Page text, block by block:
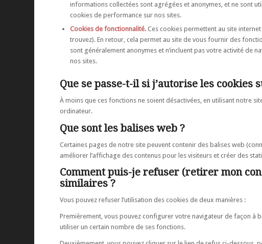
informations collectées sont agrégées et anonymes, et ne sont
cookies de performance sur nos sites.
Cookies de fonctionnalité. Ces cookies permettent au site
trouvez). En retour, cela permet au site de vous fournir des
sont généralement anonymes et n’incluent pas votre activité de
nos sites.
Que se passe-t-il si j’autorise les cookies
À moins que ces fonctions ne soient désactivées, en utilisant notre
ordinateur.
Que sont les balises web ?
Certaines pages de notre site peuvent contenir des balises web
améliorer l’affichage des contenus pour les visiteurs et créer des
Comment puis-je refuser (retirer mon
similaires ?
Vous pouvez refuser l’utilisation des cookies de deux manières :
Premièrement, vous pouvez configurer votre navigateur de façon à
utiliser un certain nombre de ses fonctions.